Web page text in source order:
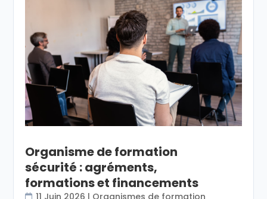
Organisme de formation
sécurité : agréments,
formations et financements
11 Juin 2026 | Organismes de formation